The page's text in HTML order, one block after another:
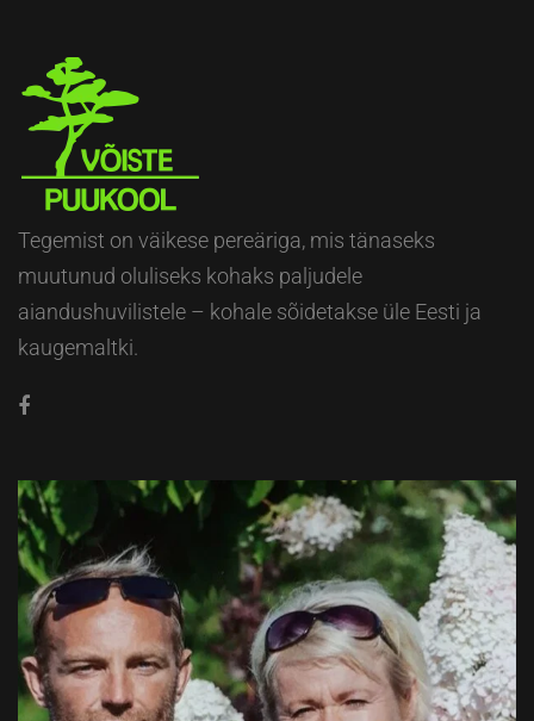
Tegemist on väikese pereäriga, mis tänaseks
muutunud oluliseks kohaks paljudele
aiandushuvilistele – kohale sõidetakse üle Eesti ja
kaugemaltki.